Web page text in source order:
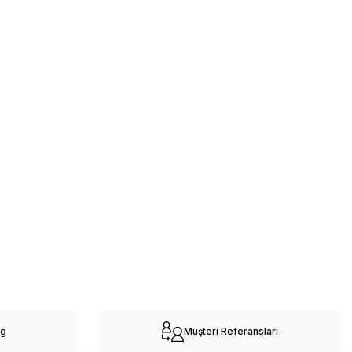
Müşteri Referansları